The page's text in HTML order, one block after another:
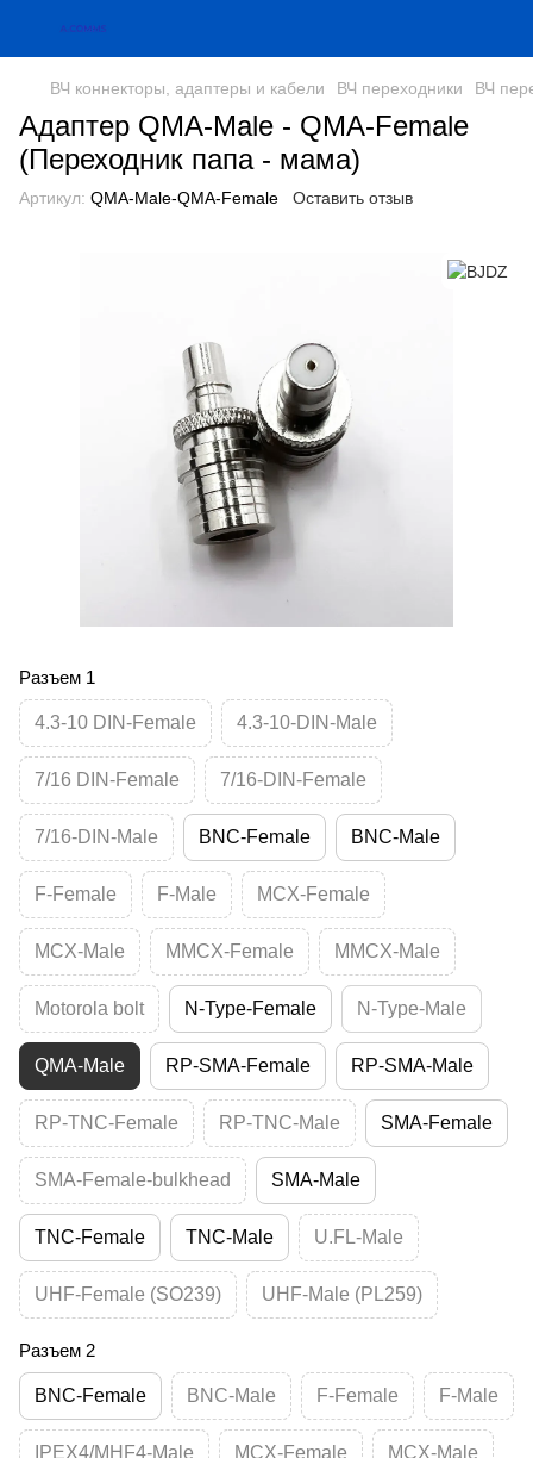
ВЧ коннекторы, адаптеры и кабели ВЧ переходники ВЧ
Адаптер QMA-Male - QMA-Female
(Переходник папа - мама)
Артикул: QMA-Male-QMA-Female Оставить отзыв
Разъем 1
4.3-10 DIN-Female 4.3-10-DIN-Male
7/16 DIN-Female 7/16-DIN-Female
7/16-DIN-Male BNC-Female BNC-Male
F-Female F-Male MCX-Female
MCX-Male MMCX-Female MMCX-Male
Motorola bolt N-Type-Female N-Type-Male
QMA-Male RP-SMA-Female RP-SMA-Male
RP-TNC-Female RP-TNC-Male SMA-Female
SMA-Female-bulkhead SMA-Male
TNC-Female TNC-Male U.FL-Male
UHF-Female (SO239) UHF-Male (PL259)
Разъем 2
BNC-Female BNC-Male F-Female F-Male
IPEX4/MHF4-Male MCX-Female MCX-Male